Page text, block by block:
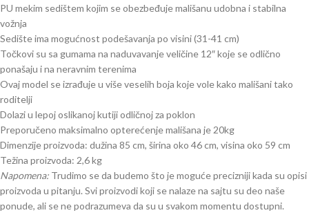
PU mekim sedištem kojim se obezbeđuje mališanu udobna i stabilna
vožnja
Sedište ima mogućnost podešavanja po visini (31-41 cm)
Točkovi su sa gumama na naduvavanje veličine 12″ koje se odlično
ponašaju i na neravnim terenima
Ovaj model se izrađuje u više veselih boja koje vole kako mališani tako
roditelji
Dolazi u lepoj oslikanoj kutiji odličnoj za poklon
Preporučeno maksimalno opterećenje mališana je 20kg
Dimenzije proizvoda: dužina 85 cm, širina oko 46 cm, visina oko 59 cm
Težina proizvoda: 2,6 kg
Napomena: Trudimo se da budemo što je moguće precizniji kada su opisi
proizvoda u pitanju. Svi proizvodi koji se nalaze na sajtu su deo naše
ponude, ali se ne podrazumeva da su u svakom momentu dostupni.